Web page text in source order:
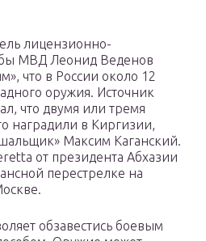
лицензионно-
МВД Леонид Веденов
что в России около 12
оружия. Источник
что двумя или тремя
наградили в Киргизии,
Максим Каганский.
от президента Абхазии
перестрелке на
обзавестись боевым